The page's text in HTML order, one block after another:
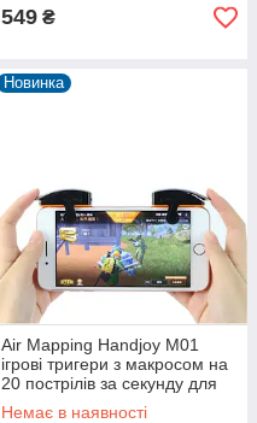
549 ₴
Новинка
Air Mapping Handjoy M01
ігрові тригери з макросом на
20 пострілів за секунду для
смартфона пабг call of duty
Немає в наявності